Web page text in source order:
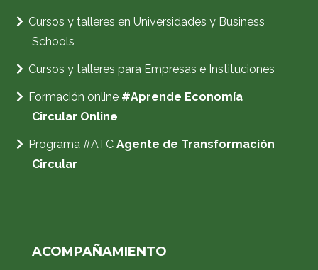
Cursos y talleres en Universidades y Business
Schools
Cursos y talleres para Empresas e Instituciones
Formación online #Aprende Economía
Circular Online
Programa #ATC Agente de Transformación
Circular
ACOMPAÑAMIENTO